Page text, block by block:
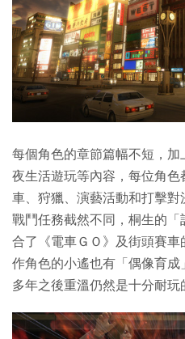
每個角色的章節篇幅不短，
夜生活遊玩等內容，每位角
車、狩獵、演藝活動和打擊對
戰鬥任務截然不同，桐生的
合了《電車ＧＯ》及街頭賽
作角色的小遙也有「偶像育成
多年之後重溫仍然是十分耐玩